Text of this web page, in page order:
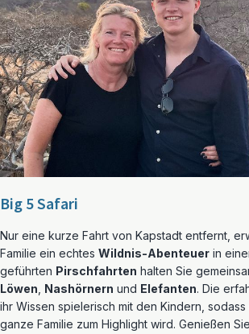
Big 5 Safari
Nur eine kurze Fahrt von Kapstadt entfernt,
Familie ein echtes Wildnis-Abenteuer in
geführten Pirschfahrten halten Sie
Löwen Nashörnern und Elefanten. Die
ihr Wissen spielerisch mit den Kindern,
ganze Familie zum Highlight wird. Genießen